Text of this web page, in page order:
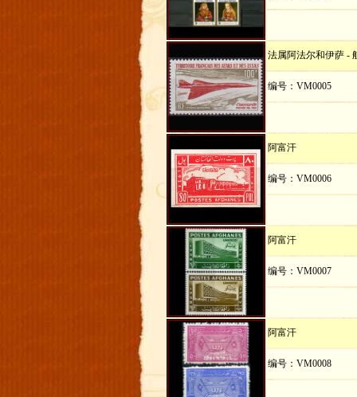
法属阿法尔和伊萨 -
编号：VM0005
阿富汗
编号：VM0006
阿富汗
编号：VM0007
阿富汗
编号：VM0008